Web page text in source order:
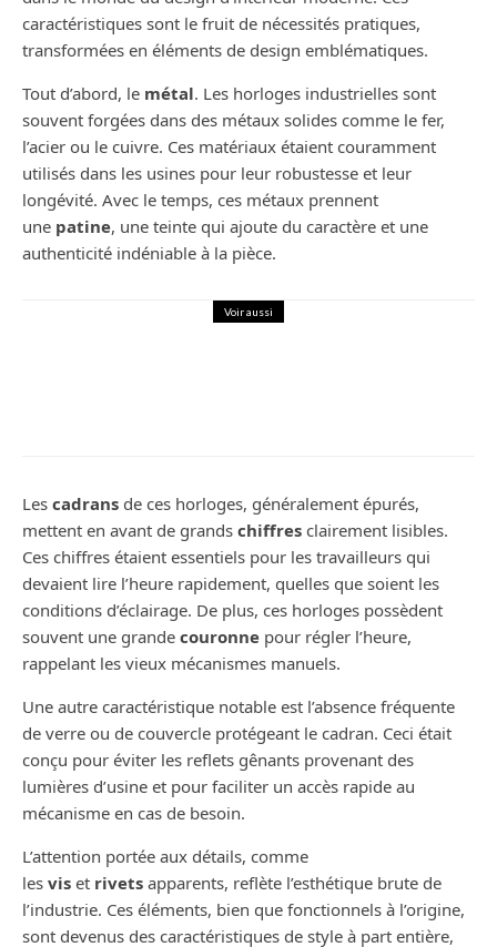
caractéristiques sont le fruit de nécessités pratiques,
transformées en éléments de design emblématiques.
Tout d’abord, le métal. Les horloges industrielles sont
souvent forgées dans des métaux solides comme le fer,
l’acier ou le cuivre. Ces matériaux étaient couramment
utilisés dans les usines pour leur robustesse et leur
longévité. Avec le temps, ces métaux prennent
une patine, une teinte qui ajoute du caractère et une
authenticité indéniable à la pièce.
Voir aussi
Les cadrans de ces horloges, généralement épurés,
mettent en avant de grands chiffres clairement lisibles.
Ces chiffres étaient essentiels pour les travailleurs qui
devaient lire l’heure rapidement, quelles que soient les
conditions d’éclairage. De plus, ces horloges possèdent
souvent une grande couronne pour régler l’heure,
rappelant les vieux mécanismes manuels.
Une autre caractéristique notable est l’absence fréquente
de verre ou de couvercle protégeant le cadran. Ceci était
conçu pour éviter les reflets gênants provenant des
lumières d’usine et pour faciliter un accès rapide au
mécanisme en cas de besoin.
L’attention portée aux détails, comme
les vis et rivets apparents, reflète l’esthétique brute de
l’industrie. Ces éléments, bien que fonctionnels à l’origine,
sont devenus des caractéristiques de style à part entière,